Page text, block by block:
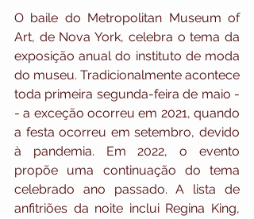
O baile do Metropolitan Museum of
Art, de Nova York, celebra o tema da
exposição anual do instituto de moda
do museu. Tradicionalmente acontece
toda primeira segunda-feira de maio -
- a exceção ocorreu em 2021, quando
a festa ocorreu em setembro, devido
à pandemia. Em 2022, o evento
propõe uma continuação do tema
celebrado ano passado. A lista de
anfitriões da noite inclui Regina King,